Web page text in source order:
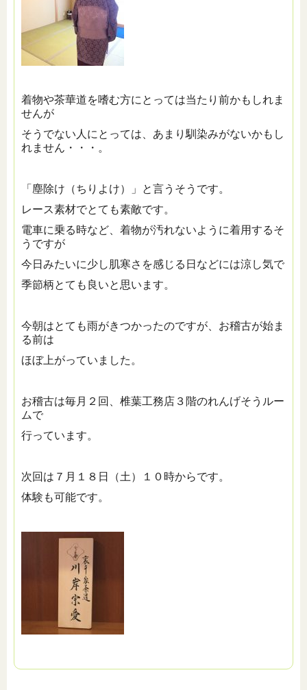
着物や茶華道を嗜む方にとっては当たり前かもしれま
せんが
そうでない人にとっては、あまり馴染みがないかもし
れません・・・。
「塵除け（ちりよけ）」と言うそうです。
レース素材でとても素敵です。
電車に乗る時など、着物が汚れないように着用するそ
うですが
今日みたいに少し肌寒さを感じる日などには涼し気で
季節柄とても良いと思います。
今朝はとても雨がきつかったのですが、お稽古が始ま
る前は
ほぼ上がっていました。
お稽古は毎月２回、椎葉工務店３階のれんげそうルー
ムで
行っています。
次回は７月１８日（土）１０時からです。
体験も可能です。